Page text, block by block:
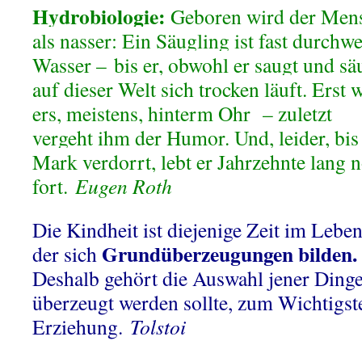
Hydrobiologie: Geboren wird der
als nasser: Ein Säugling ist fast
Wasser – bis er, obwohl er saugt und
auf dieser Welt sich trocken läuft. Erst
ers, meistens, hinterm Ohr – zuletzt
vergeht ihm der Humor. Und, leider,
Mark verdorrt, lebt er Jahrzehnte lang
fort. Eugen Roth
Die Kindheit ist diejenige Zeit im
der sich Grundüberzeugungen bilden.
Deshalb gehört die Auswahl jener
überzeugt werden sollte, zum
Erziehung. Tolstoi